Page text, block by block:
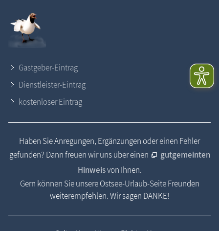
Gastgeber-Eintrag
Dienstleister-Eintrag
kostenloser Eintrag
Haben Sie Anregungen, Ergänzungen oder einen Fehler
gefunden? Dann freuen wir uns über einen
gutgemeinten
Hinweisvon Ihnen.
Gern können Sie unsere Ostsee-Urlaub-Seite Freunden
weiterempfehlen. Wir sagen DANKE!